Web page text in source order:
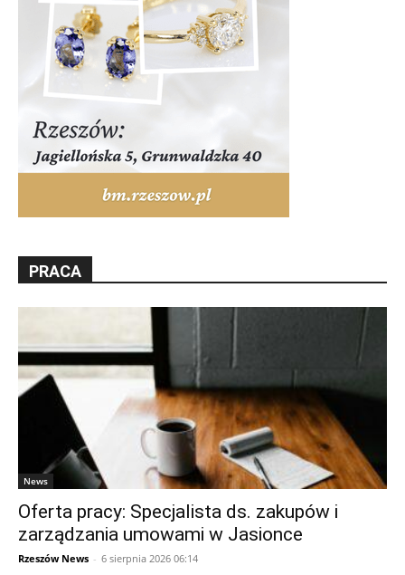
PRACA
News
Oferta pracy: Specjalista ds. zakupów i
zarządzania umowami w Jasionce
Rzeszów News - 6 sierpnia 2026 06:14